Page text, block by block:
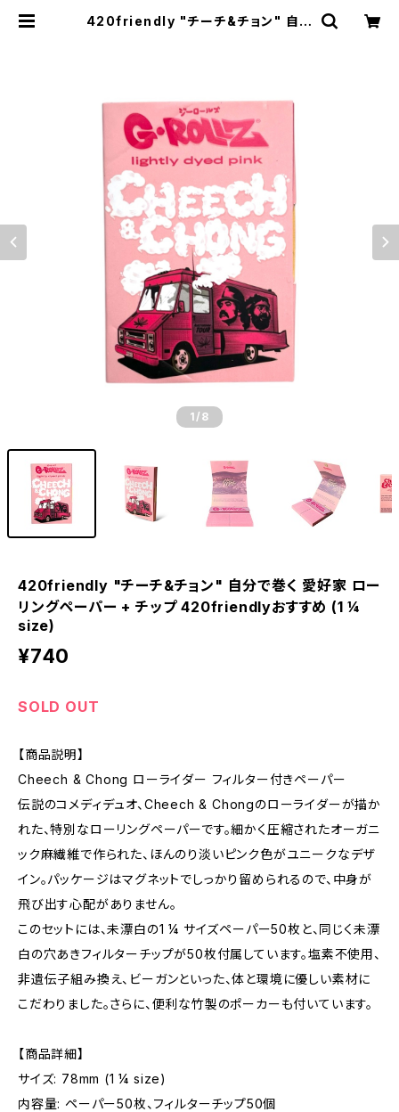
420friendly "チーチ&チョン" 自分
1 /8
420friendly "チーチ&チョン" 自分で巻く 愛好家 ロー
リングペーパー + チップ 420friendlyおすすめ (1 ¼
size)
¥740
SOLD OUT
【商品説明】
Cheech & Chong ローライダー フィルター付きペーパー
伝説のコメディデュオ、Cheech & Chongのローライダーが描か
れた、特別なローリングペーパーです。細かく圧縮されたオーガニ
ック麻繊維で作られた、ほんのり淡いピンク色がユニークなデザ
イン。パッケージはマグネットでしっかり留められるので、中身が
飛び出す心配がありません。
このセットには、未漂白の1 ¼ サイズペーパー50枚と、同じく未漂
白の穴あきフィルターチップが50枚付属しています。塩素不使用、
非遺伝子組み換え、ビーガンといった、体と環境に優しい素材に
こだわりました。さらに、便利な竹製のポーカーも付いています。
【商品詳細】
サイズ: 78mm (1 ¼ size)
内容量: ペーパー50枚、フィルターチップ50個